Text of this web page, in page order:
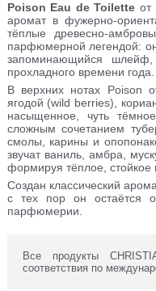
Poison Eau de Toilette от
аромат в фужерно-
тёплые древесно-
парфюмерной легендой:
запоминающийся
прохладного времени года.
В верхних нотах Poison
ягодой (wild berries),
насыщенное, чуть
сложным сочетанием
смолы, карины и
звучат ваниль, амбра,
формируя тёплое, стойкое
Создан классический
с тех пор он остаётся
парфюмерии.
Все продукты
соответствия по